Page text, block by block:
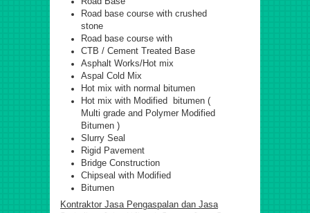
Road base course with crushed
stone
Road base course with
CTB / Cement Treated Base
Asphalt Works/Hot mix
Aspal Cold Mix
Hot mix with normal bitumen
Hot mix with Modified bitumen (
Multi grade and Polymer Modified
Bitumen )
Slurry Seal
Rigid Pavement
Bridge Construction
Chipseal with Modified
Bitumen
Kontraktor Jasa Pengaspalan dan Jasa